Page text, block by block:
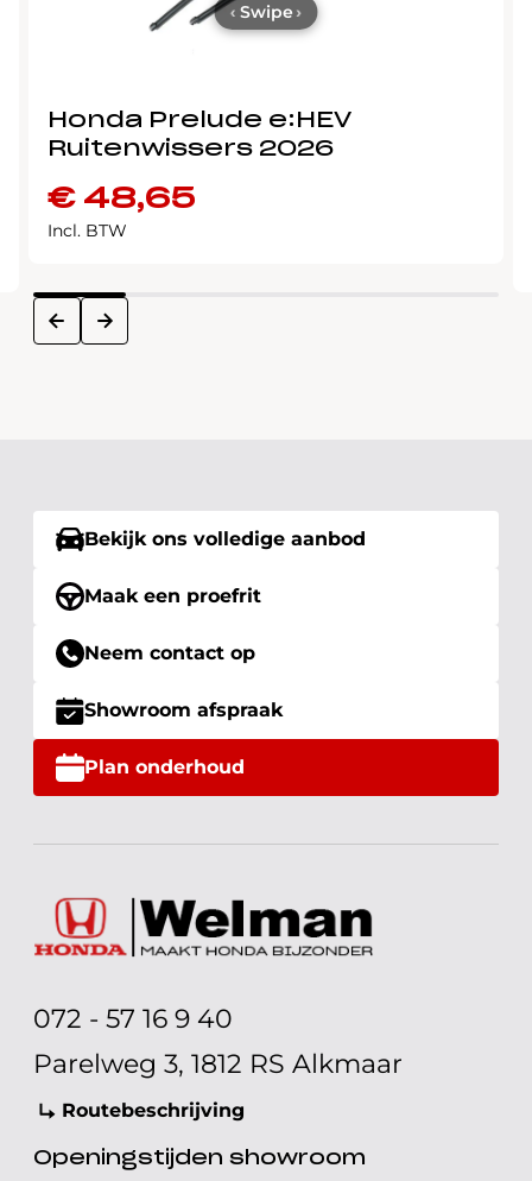
Honda Prelude e:HEV
Ruitenwissers 2026
€48,65
Incl. BTW
prev next
‹ Swipe ›
Bekijk ons volledige aanbod
Maak een proefrit
Neem contact op
Showroom afspraak
Plan onderhoud
072 - 57 16 9 40
Parelweg 3, 1812 RS Alkmaar
Routebeschrijving
Openingstijden showroom